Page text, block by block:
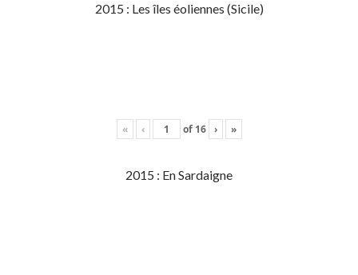
2015 : Les îles éoliennes (Sicile)
« ‹ of 16 › »
2015 : En Sardaigne